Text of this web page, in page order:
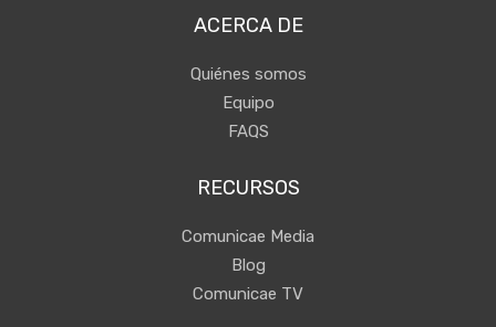
ACERCA DE
Quiénes somos
Equipo
FAQS
RECURSOS
Comunicae Media
Blog
Comunicae TV